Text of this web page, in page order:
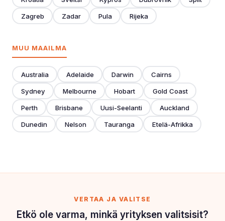
Zagreb Zadar Pula Rijeka
MUU MAAILMA
Australia Adelaide Darwin Cairns
Sydney Melbourne Hobart Gold Coast
Perth Brisbane Uusi-Seelanti Auckland
Dunedin Nelson Tauranga Etelä-Afrikka
VERTAA JA VALITSE
Etkö ole varma, minkä yrityksen valitsisit?